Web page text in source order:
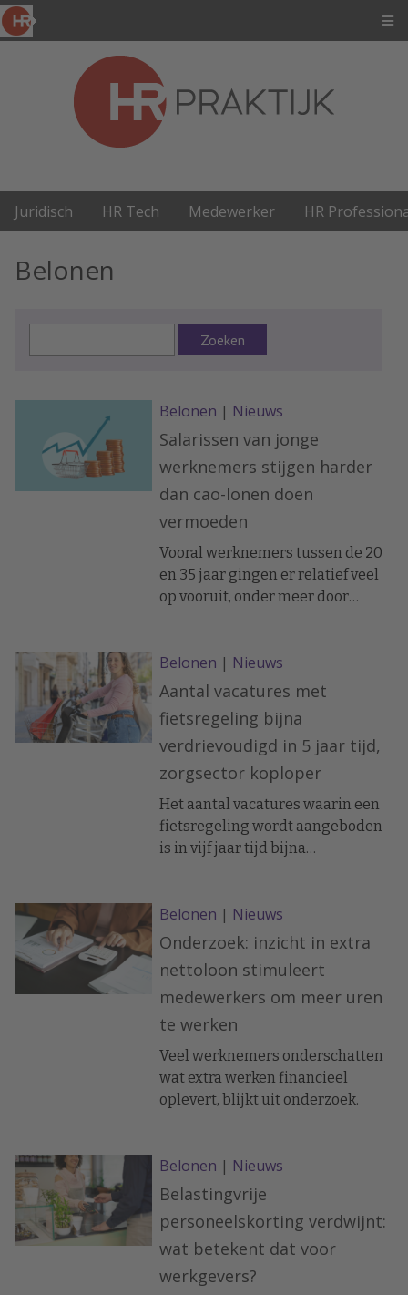
Juridisch HR Tech Medewerker HR
Belonen
Zoeken
Belonen | Nieuws
Salarissen van jonge
werknemers stijgen harder
dan cao-lonen doen
vermoeden
Vooral werknemers tussen de 20
en 35 jaar gingen er relatief veel
op vooruit, onder meer door
Amro in vakblad ESB, meldt De
Telegraaf.
Belonen | Nieuws
Aantal vacatures met
fietsregeling bijna
verdrievoudigd in 5 jaar tijd,
zorgsector koploper
Het aantal vacatures waarin een
fietsregeling wordt aangeboden
is in vijf jaar tijd bijna
fietsregeling, terwijl dit aantal in
2026 op 11.076 lag.
Belonen | Nieuws
Onderzoek: inzicht in extra
nettoloon stimuleert
medewerkers om meer uren
te werken
Veel werknemers onderschatten
wat extra werken financieel
oplevert, blijkt uit onderzoek.
Belonen | Nieuws
Belastingvrije
personeelskorting verdwijnt:
wat betekent dat voor
werkgevers?